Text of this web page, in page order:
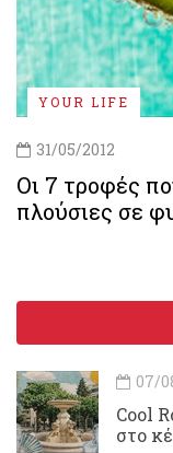
YOUR LIFE
31/05/2012
Οι 7 τροφές
πλούσιες σε
07/
Cool
στο